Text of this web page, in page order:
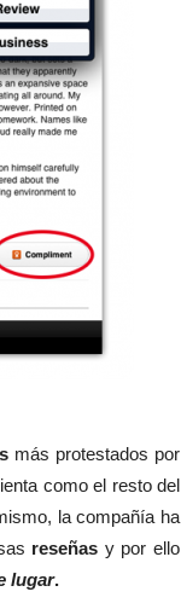
más protestados por
como el resto del
la compañía ha
reseñas y por ello
lugar.